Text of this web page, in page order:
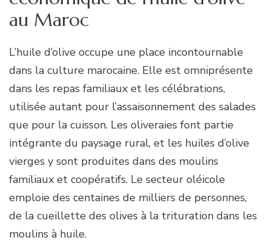
au Maroc
L’huile d’olive occupe une place incontournable
dans la culture marocaine. Elle est omniprésente
dans les repas familiaux et les célébrations,
utilisée autant pour l’assaisonnement des salades
que pour la cuisson. Les oliveraies font partie
intégrante du paysage rural, et les huiles d’olive
vierges y sont produites dans des moulins
familiaux et coopératifs. Le secteur oléicole
emploie des centaines de milliers de personnes,
de la cueillette des olives à la trituration dans les
moulins à huile.